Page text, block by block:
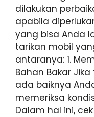
dilakukan
apabila
yang bisa Anda
tarikan mobil
antaranya: 1.
Bahan Bakar
ada baiknya
memeriksa
Dalam hal ini,